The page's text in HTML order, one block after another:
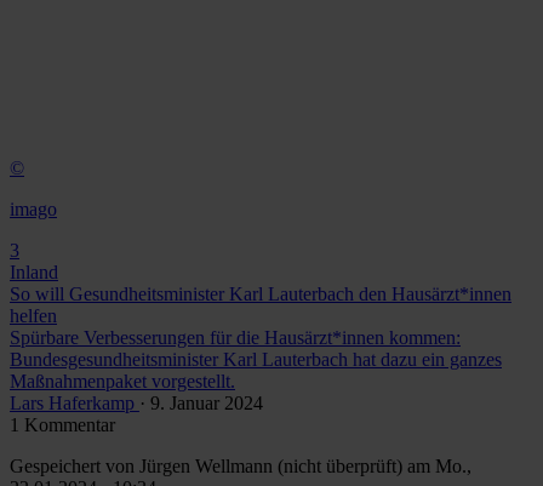
©
imago
3
Inland
So will Gesundheitsminister Karl Lauterbach den Hausärzt*innen
helfen
Spürbare Verbesserungen für die Hausärzt*innen kommen:
Bundesgesundheitsminister Karl Lauterbach hat dazu ein ganzes
Maßnahmenpaket vorgestellt.
Lars Haferkamp · 9. Januar 2024
1 Kommentar
Gespeichert von Jürgen Wellmann (nicht überprüft) am Mo.,